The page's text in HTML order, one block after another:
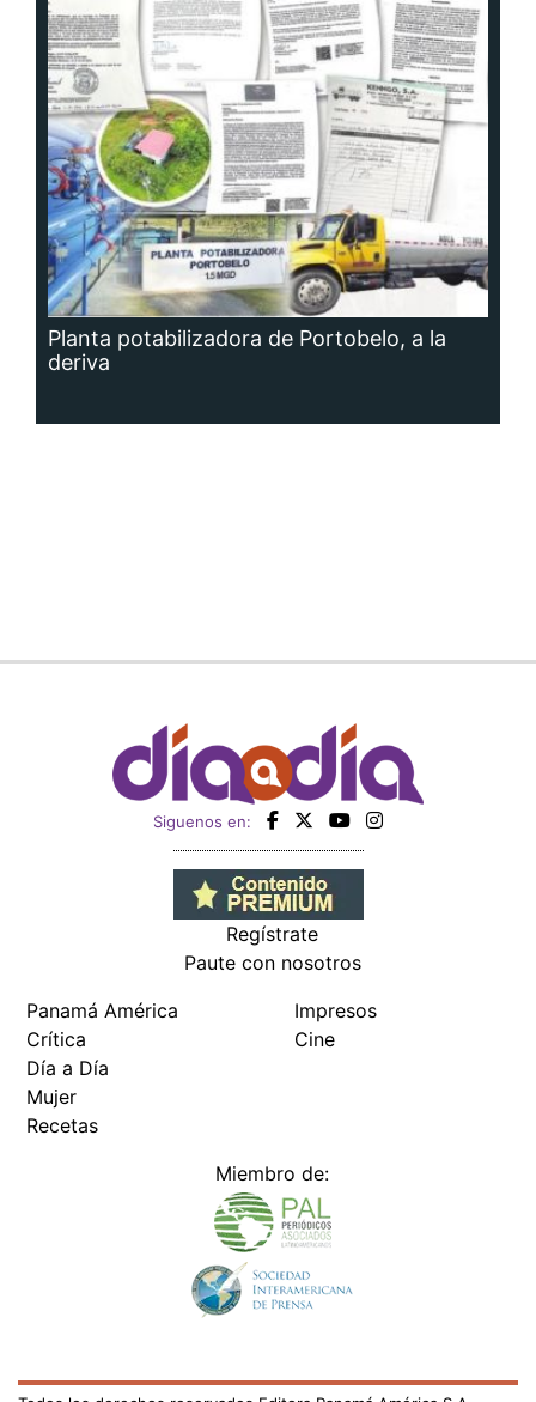
Planta potabilizadora de Portobelo, a la
deriva
Siguenos en:
Regístrate
Paute con nosotros
Panamá América
Crítica
Día a Día
Mujer
Recetas
Impresos
Cine
Miembro de: